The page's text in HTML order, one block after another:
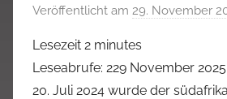
Veröffentlicht am 29. November
Lesezeit 2 minutes
Leseabrufe: 229 November
20. Juli 2024 wurde der